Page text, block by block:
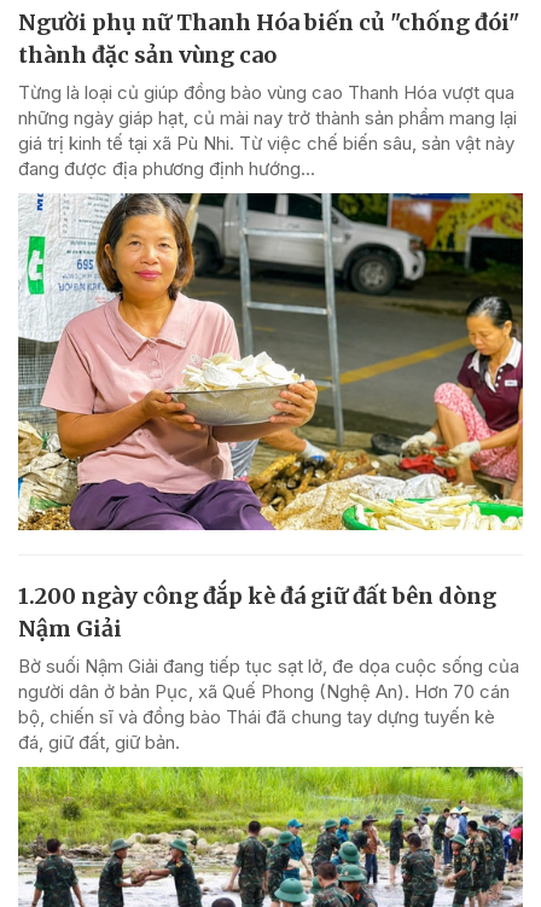
Người phụ nữ Thanh Hóa biến củ "chống đói"
thành đặc sản vùng cao
Từng là loại củ giúp đồng bào vùng cao Thanh Hóa vượt qua
những ngày giáp hạt, củ mài nay trở thành sản phẩm mang lại
giá trị kinh tế tại xã Pù Nhi. Từ việc chế biến sâu, sản vật này
đang được địa phương định hướng...
1.200 ngày công đắp kè đá giữ đất bên dòng
Nậm Giải
Bờ suối Nậm Giải đang tiếp tục sạt lở, đe dọa cuộc sống của
người dân ở bản Pục, xã Quế Phong (Nghệ An). Hơn 70 cán
bộ, chiến sĩ và đồng bào Thái đã chung tay dựng tuyến kè
đá, giữ đất, giữ bản.